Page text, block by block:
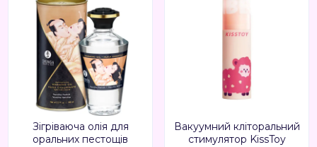
Зігріваюча олія для
оральних пестощів
Вакуумний кліторальний
стимулятор KissToy